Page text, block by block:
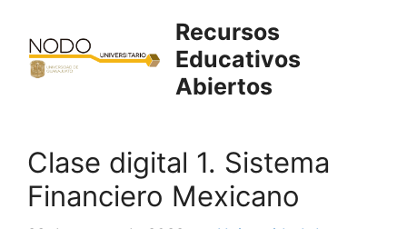
contenido
Recursos
Educativos
Abiertos
Clase digital 1. Sistema
Financiero Mexicano